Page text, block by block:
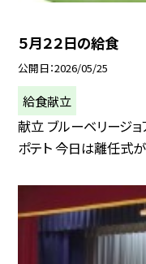
５月２２日の給食
公開日 2026/05/25
給食献立
献立 ブルーベリージ
ポテト 今日は離任式